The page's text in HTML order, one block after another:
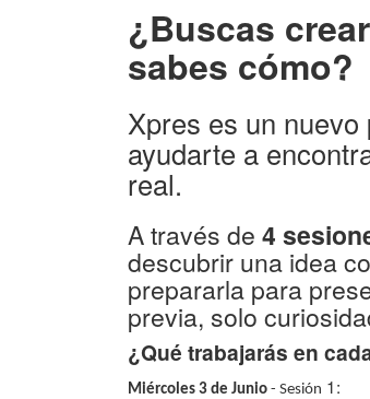
¿Buscas
sabes cómo?
Xpres es un
ayudarte a
real.
A través de 4
descubrir una idea
prepararla para
previa, solo
¿Qué trabajarás en
Miércoles 3 de Junio - Sesión 1: